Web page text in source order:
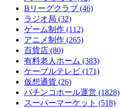
Bリーグクラブ (46)
ラジオ局 (32)
ゲーム制作 (112)
アニメ制作 (265)
百貨店 (80)
有料老人ホーム (383)
ケーブルテレビ (171)
仮想通貨 (26)
パチンコホール運営 (1828)
スーパーマーケット (518)